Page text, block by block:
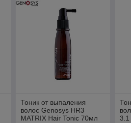
Тоник от выпаления
волос Genosys HR3
MATRIX Hair Tonic 70мл